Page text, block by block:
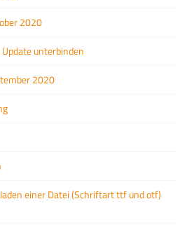
2020
unterbinden
2020
einer Datei (Schriftart ttf und otf)